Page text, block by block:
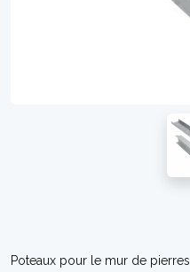
Poteaux pour le mur de pierres